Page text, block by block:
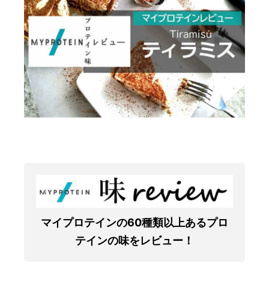
マイプロテインの60種類以上あるプロ
テインの味をレビュー！